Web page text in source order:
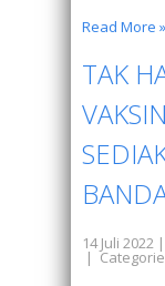
Read More »
TAK
14 Juli 2022 |
|